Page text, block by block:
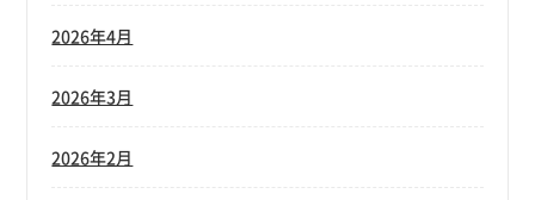
2026年4月
2026年3月
2026年2月